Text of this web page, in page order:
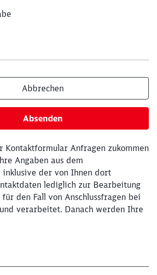
Abbrechen
Absenden
Kontaktformular Anfragen zukommen
Angaben aus dem
der von Ihnen dort
lediglich zur Bearbeitung
den Fall von Anschlussfragen bei
verarbeitet. Danach werden Ihre